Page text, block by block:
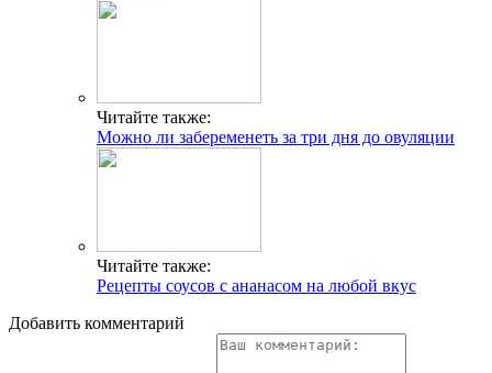
Читайте также:
Можно ли забеременеть за три дня до овуляции
Читайте также:
Рецепты соусов с ананасом на любой вкус
Добавить комментарий